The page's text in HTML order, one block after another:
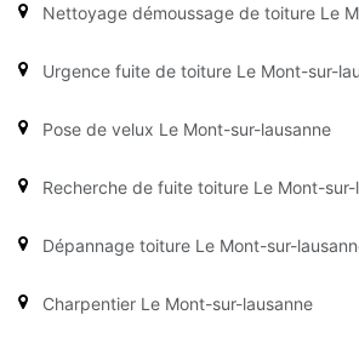
Nettoyage démoussage de toiture Le
Urgence fuite de toiture Le Mont-sur-
Pose de velux Le Mont-sur-lausanne
Recherche de fuite toiture Le Mont-sur-
Dépannage toiture Le Mont-sur-
Charpentier Le Mont-sur-lausanne